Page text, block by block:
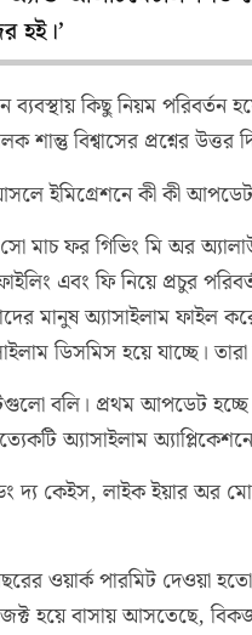
হই।’
ব্যবস্থায় কিছু নিয়ম পরিবর্তন
শান্তু বিশ্বাসের প্রশ্নের
ইমিগ্রেশনে কী কী
মাচ ফর গিভিং মি অর
ফাইলিং এবং ফি নিয়ে প্রচুর
মানুষ অ্যাসাইলাম ফাইল
ডিসমিস হয়ে যাচ্ছে।
বলি। প্রথম আপডেট হচ্ছে
অ্যাসাইলাম
দ্য কেইস, লাইক ইয়ার অর
ওয়ার্ক পারমিট দেওয়া
হয়ে বাসায় আসতেছে,